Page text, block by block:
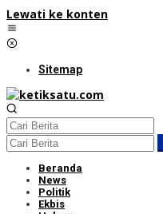
Lewati ke konten
Sitemap
Beranda
News
Politik
Ekbis